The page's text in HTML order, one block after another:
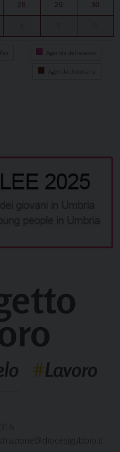
28 29 30
Agenda del vescovo
Agenda diocesana